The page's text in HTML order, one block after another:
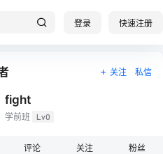
登录 快速注册
关注 私信
fight
学前班 Lv0
评论 关注 粉丝